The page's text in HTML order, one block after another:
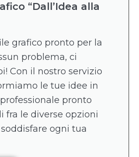
“Dall’Idea alla
grafico pronto per la
problema, ci
Con il nostro servizio
le tue idee in
pronto
fra le diverse opzioni
ogni tua